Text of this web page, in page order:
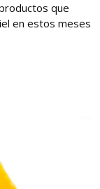
que
en estos meses